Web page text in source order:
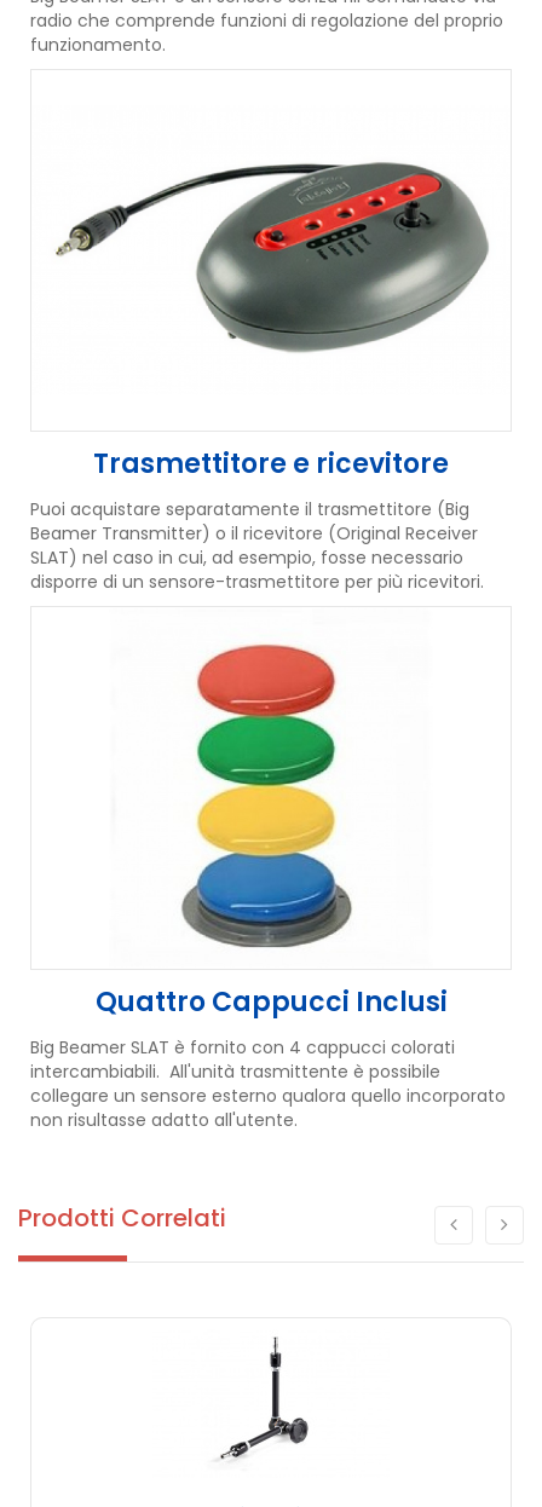
radio che comprende funzioni di regolazione del proprio
funzionamento.
Trasmettitore e ricevitore
Puoi acquistare separatamente il trasmettitore (Big
Beamer Transmitter) o il ricevitore (Original Receiver
SLAT) nel caso in cui, ad esempio, fosse necessario
disporre di un sensore-trasmettitore per più ricevitori.
Quattro Cappucci Inclusi
Big Beamer SLAT è fornito con 4 cappucci colorati
intercambiabili. All'unità trasmittente è possibile
collegare un sensore esterno qualora quello incorporato
non risultasse adatto all'utente.
Prodotti Correlati